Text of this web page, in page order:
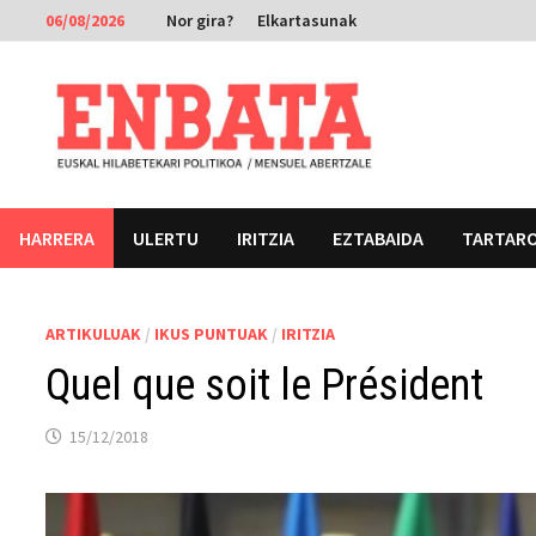
to
content
06/08/2026 Nor gira? Elkartasunak
HARRERA ULERTU IRITZIA EZTABAIDA
ARTIKULUAK / IKUS PUNTUAK / IRITZIA
Quel que soit le Président
15/12/2018